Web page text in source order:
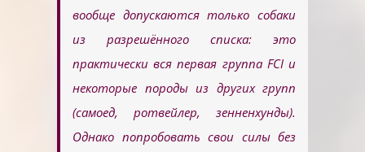
вообще допускаются только собаки
из разрешённого списка: это
практически вся первая группа FCI и
некоторые породы из других групп
(самоед, ротвейлер, зенненхунды).
Однако попробовать свои силы без